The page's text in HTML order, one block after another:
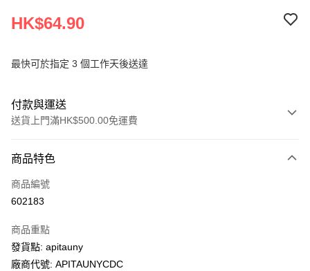
HK$64.90
最快可於指定 3 個工作天後送達
付款與運送
送貨上門滿HK$500.00免運費
信用卡
AlipayHK
WeChat Pay
商品特色
商品編號
602183
商品重點
發貨點: apitauny
廠商代號: APITAUNYCDC